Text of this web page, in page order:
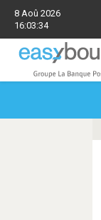
8 Aoû 2026
16:03:34